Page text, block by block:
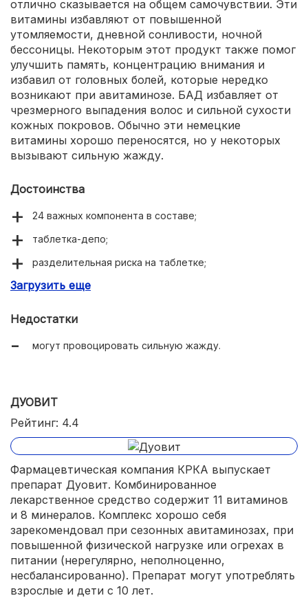
отлично сказывается на общем самочувствии. Эти
витамины избавляют от повышенной
утомляемости, дневной сонливости, ночной
бессоницы. Некоторым этот продукт также помог
улучшить память, концентрацию внимания и
избавил от головных болей, которые нередко
возникают при авитаминозе. БАД избавляет от
чрезмерного выпадения волос и сильной сухости
кожных покровов. Обычно эти немецкие
витамины хорошо переносятся, но у некоторых
вызывают сильную жажду.
Достоинства
24 важных компонента в составе;
таблетка-депо;
разделительная риска на таблетке;
быстро придают энергии и сил;
Загрузить еще
Недостатки
могут провоцировать сильную жажду.
ДУОВИТ
Рейтинг: 4.4
Фармацевтическая компания КРКА выпускает
препарат Дуовит. Комбинированное
лекарственное средство содержит 11 витаминов
и 8 минералов. Комплекс хорошо себя
зарекомендовал при сезонных авитаминозах, при
повышенной физической нагрузке или огрехах в
питании (нерегулярно, неполноценно,
несбалансированно). Препарат могут употреблять
взрослые и дети с 10 лет.